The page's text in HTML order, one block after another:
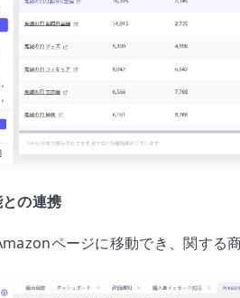
の連携
ページに移動でき、関する商